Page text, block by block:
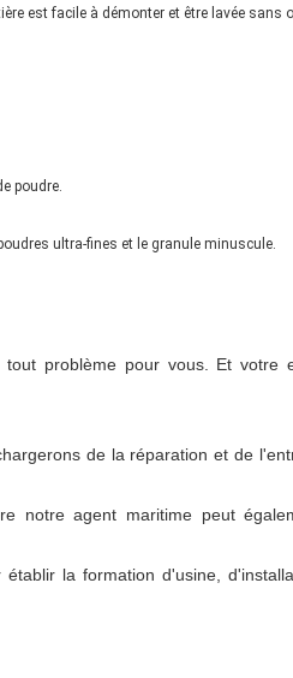
est facile à démonter et être lavée sans
poudre.
ultra-fines et le granule minuscule.
problème pour vous. Et votre
de la réparation et de
notre agent maritime peut
la formation d'usine,